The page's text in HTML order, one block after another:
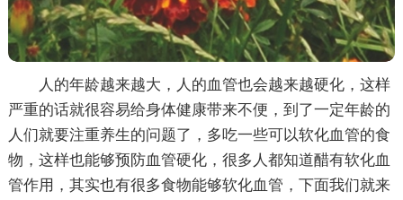
人的年龄越来越大，人的血管也会越来越硬化，这样
严重的话就很容易给身体健康带来不便，到了一定年龄的
人们就要注重养生的问题了，多吃一些可以软化血管的食
物，这样也能够预防血管硬化，很多人都知道醋有软化血
管作用，其实也有很多食物能够软化血管，下面我们就来